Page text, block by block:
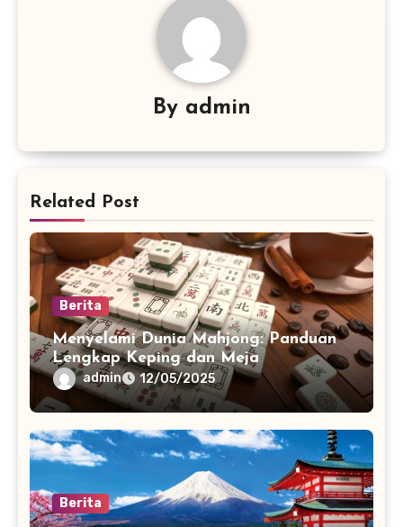
By admin
Related Post
Berita
Menyelami Dunia Mahjong: Panduan
Lengkap Keping dan Meja
admin 12/05/2025
Berita